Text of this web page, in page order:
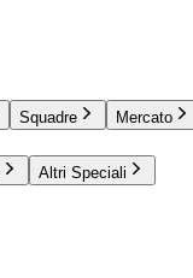
Squadre Mercato
Altri Speciali